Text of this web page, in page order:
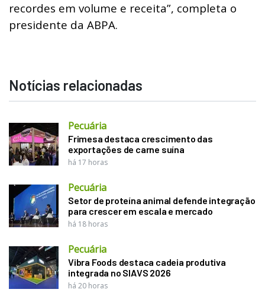
recordes em volume e receita”, completa o
presidente da ABPA.
Notícias relacionadas
Pecuária
Frimesa destaca crescimento das
exportações de carne suína
há 17 horas
Pecuária
Setor de proteína animal defende integração
para crescer em escala e mercado
há 18 horas
Pecuária
Vibra Foods destaca cadeia produtiva
integrada no SIAVS 2026
há 20 horas